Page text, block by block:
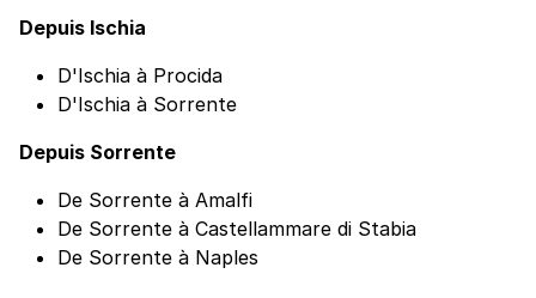
Depuis Ischia
D'Ischia à Procida
D'Ischia à Sorrente
Depuis Sorrente
De Sorrente à Amalfi
De Sorrente à Castellammare di Stabia
De Sorrente à Naples